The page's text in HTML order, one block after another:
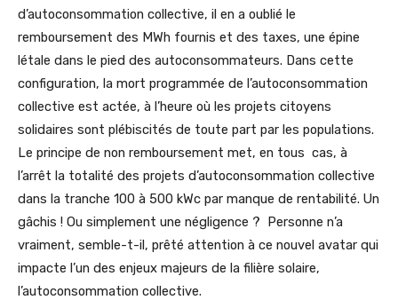
d’autoconsommation collective, il en a oublié le
remboursement des MWh fournis et des taxes, une épine
létale dans le pied des autoconsommateurs. Dans cette
configuration, la mort programmée de l’autoconsommation
collective est actée, à l’heure où les projets citoyens
solidaires sont plébiscités de toute part par les populations.
Le principe de non remboursement met, en tous cas, à
l’arrêt la totalité des projets d’autoconsommation collective
dans la tranche 100 à 500 kWc par manque de rentabilité. Un
gâchis ! Ou simplement une négligence ? Personne n’a
vraiment, semble-t-il, prêté attention à ce nouvel avatar qui
impacte l’un des enjeux majeurs de la filière solaire,
l’autoconsommation collective.